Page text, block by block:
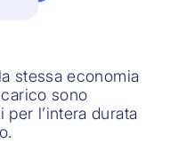
stessa economia
sono
l’intera durata